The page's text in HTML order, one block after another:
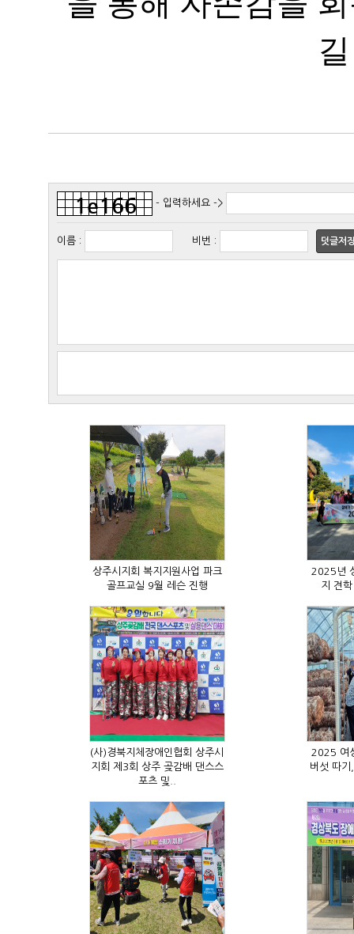
- 입력하세요 ->
이름: 비번 : 덧글저
골프교실 9월 레슨 진행 지 견
포츠 및..